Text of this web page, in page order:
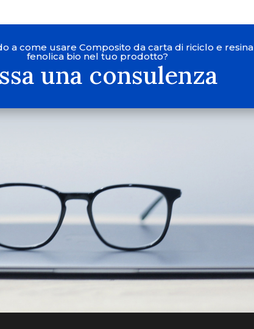
a come usare Composito da carta di riciclo e resina
fenolica bio nel tuo prodotto?
una consulenza